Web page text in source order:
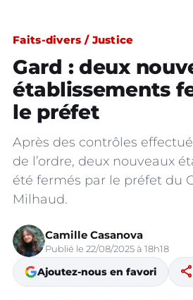
Faits-divers / Justice
Gard : deux
établissements
le préfet
Après des contrôles
de l’ordre, deux nouveaux
été fermés par le préfet du
Milhaud.
Camille Casanova
Publié le 22/08/2025 à 18h18
Ajoutez-nous en favori share